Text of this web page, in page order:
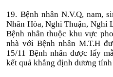
19. Bệnh nhân N.V.Q, nam,
Nhân Hòa, Nghi Thuận, Nghi
Bệnh nhân thuộc khu vực
nhà với Bệnh nhân M.T.H
15/11 Bệnh nhân được lấy
kết quả khẳng định dương